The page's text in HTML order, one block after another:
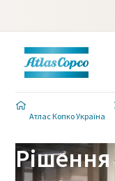
Атлас Копко Україна
Рішення